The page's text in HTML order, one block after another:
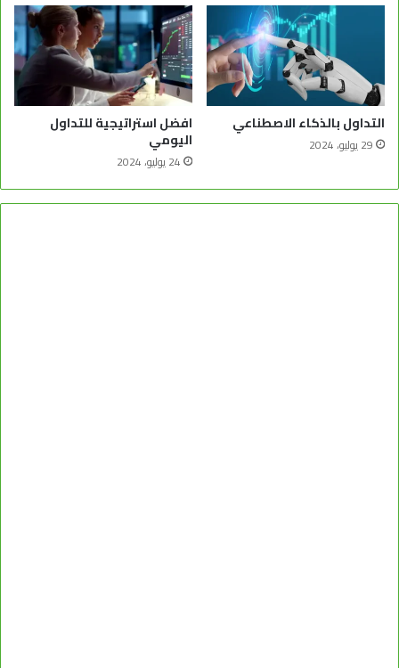
التداول بالذكاء الاصطناعي
29 يوليو، 2024
افضل استراتيجية للتداول
اليومي
24 يوليو، 2024